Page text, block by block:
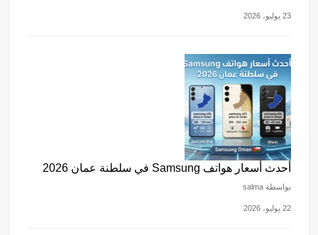
23 يوليو، 2026
أحدث أسعار هواتف Samsung في سلطنة عمان 2026
بواسطة salma
22 يوليو، 2026